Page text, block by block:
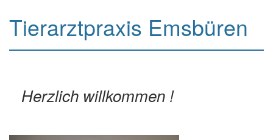
Tierarztpraxis Emsbüren
Herzlich willkommen !